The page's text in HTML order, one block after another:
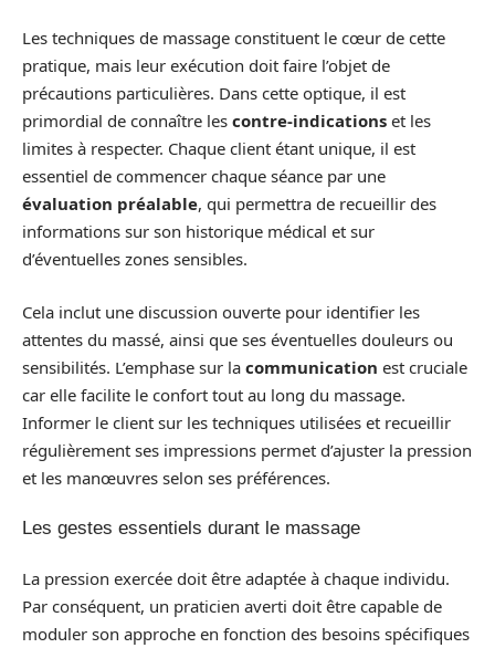
Les techniques de massage constituent le cœur de cette
pratique, mais leur exécution doit faire l’objet de
précautions particulières. Dans cette optique, il est
primordial de connaître les contre-indications et les
limites à respecter. Chaque client étant unique, il est
essentiel de commencer chaque séance par une
évaluation préalable, qui permettra de recueillir des
informations sur son historique médical et sur
d’éventuelles zones sensibles.
Cela inclut une discussion ouverte pour identifier les
attentes du massé, ainsi que ses éventuelles douleurs ou
sensibilités. L’emphase sur la communication est cruciale
car elle facilite le confort tout au long du massage.
Informer le client sur les techniques utilisées et recueillir
régulièrement ses impressions permet d’ajuster la pression
et les manœuvres selon ses préférences.
Les gestes essentiels durant le massage
La pression exercée doit être adaptée à chaque individu.
Par conséquent, un praticien averti doit être capable de
moduler son approche en fonction des besoins spécifiques